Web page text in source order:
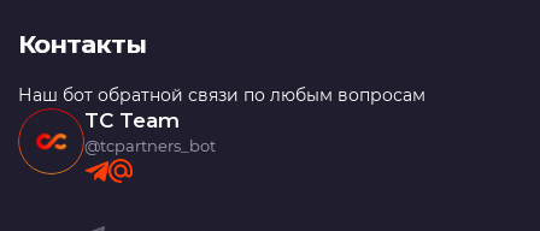
Контакты
Наш бот обратной связи по любым вопросам
TC Team
@tcpartners_bot